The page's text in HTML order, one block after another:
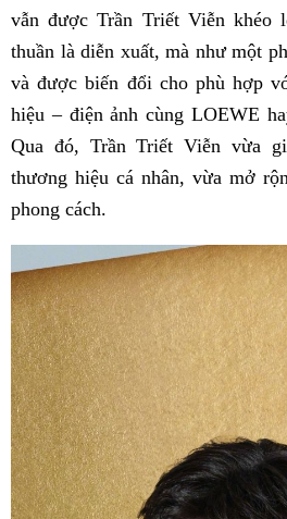
vẫn được Trần Triết Viễn khéo
thuần là diễn xuất, mà như một
và được biến đổi cho phù hợp
hiệu – điện ảnh cùng LOEWE
Qua đó, Trần Triết Viễn vừa
thương hiệu cá nhân, vừa mở
phong cách.